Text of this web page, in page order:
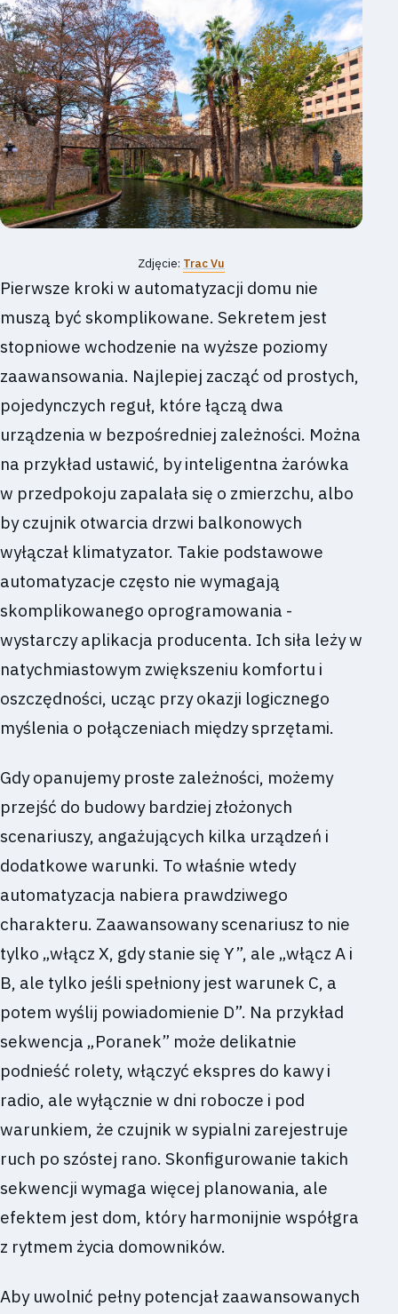
Zdjęcie: Trac Vu
Pierwsze kroki w automatyzacji domu nie
muszą być skomplikowane. Sekretem jest
stopniowe wchodzenie na wyższe poziomy
zaawansowania. Najlepiej zacząć od prostych,
pojedynczych reguł, które łączą dwa
urządzenia w bezpośredniej zależności. Można
na przykład ustawić, by inteligentna żarówka
w przedpokoju zapalała się o zmierzchu, albo
by czujnik otwarcia drzwi balkonowych
wyłączał klimatyzator. Takie podstawowe
automatyzacje często nie wymagają
skomplikowanego oprogramowania -
wystarczy aplikacja producenta. Ich siła leży w
natychmiastowym zwiększeniu komfortu i
oszczędności, ucząc przy okazji logicznego
myślenia o połączeniach między sprzętami.
Gdy opanujemy proste zależności, możemy
przejść do budowy bardziej złożonych
scenariuszy, angażujących kilka urządzeń i
dodatkowe warunki. To właśnie wtedy
automatyzacja nabiera prawdziwego
charakteru. Zaawansowany scenariusz to nie
tylko „włącz X, gdy stanie się Y”, ale „włącz A i
B, ale tylko jeśli spełniony jest warunek C, a
potem wyślij powiadomienie D”. Na przykład
sekwencja „Poranek” może delikatnie
podnieść rolety, włączyć ekspres do kawy i
radio, ale wyłącznie w dni robocze i pod
warunkiem, że czujnik w sypialni zarejestruje
ruch po szóstej rano. Skonfigurowanie takich
sekwencji wymaga więcej planowania, ale
efektem jest dom, który harmonijnie współgra
z rytmem życia domowników.
Aby uwolnić pełny potencjał zaawansowanych